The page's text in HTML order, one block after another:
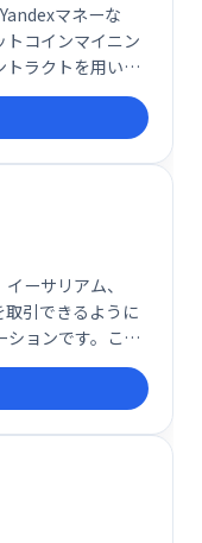
マネーな
トコインマイニン
トラクトを用いた
マイニングを実現
ーサリアム、
引できるように
ョンです。この
に最高レベルのハ
す。